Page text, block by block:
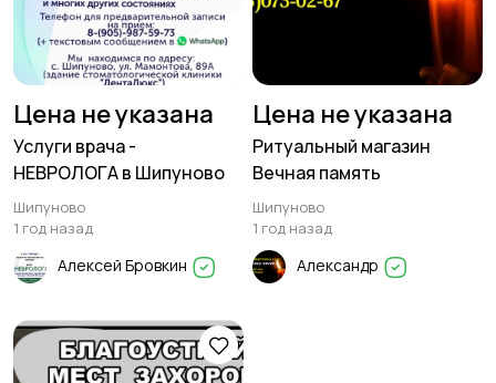
Цена не указана
Услуги врача -
НЕВРОЛОГА в Шипуново
Шипуново
1 год назад
Алексей Бровкин
Цена не указана
Ритуальный магазин
Вечная память
Шипуново
1 год назад
Александр